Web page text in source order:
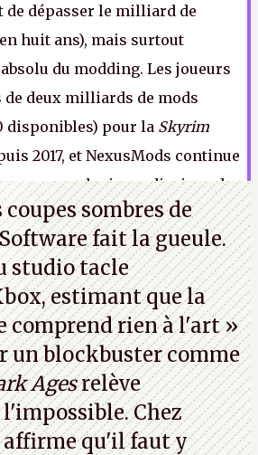
de dépasser le milliard de
huit ans), mais surtout
du modding. Les joueurs
deux milliards de mods
disponibles) pour la Skyrim
2017, et NexusMods continue
plusieurs dizaines de
A.
coupes sombres de
fait la gueule.
studiotacle
, estimant que la
comprend rien à l'art »
un blockbuster comme
Agesrelève
Chez
affirme qu'il faut y